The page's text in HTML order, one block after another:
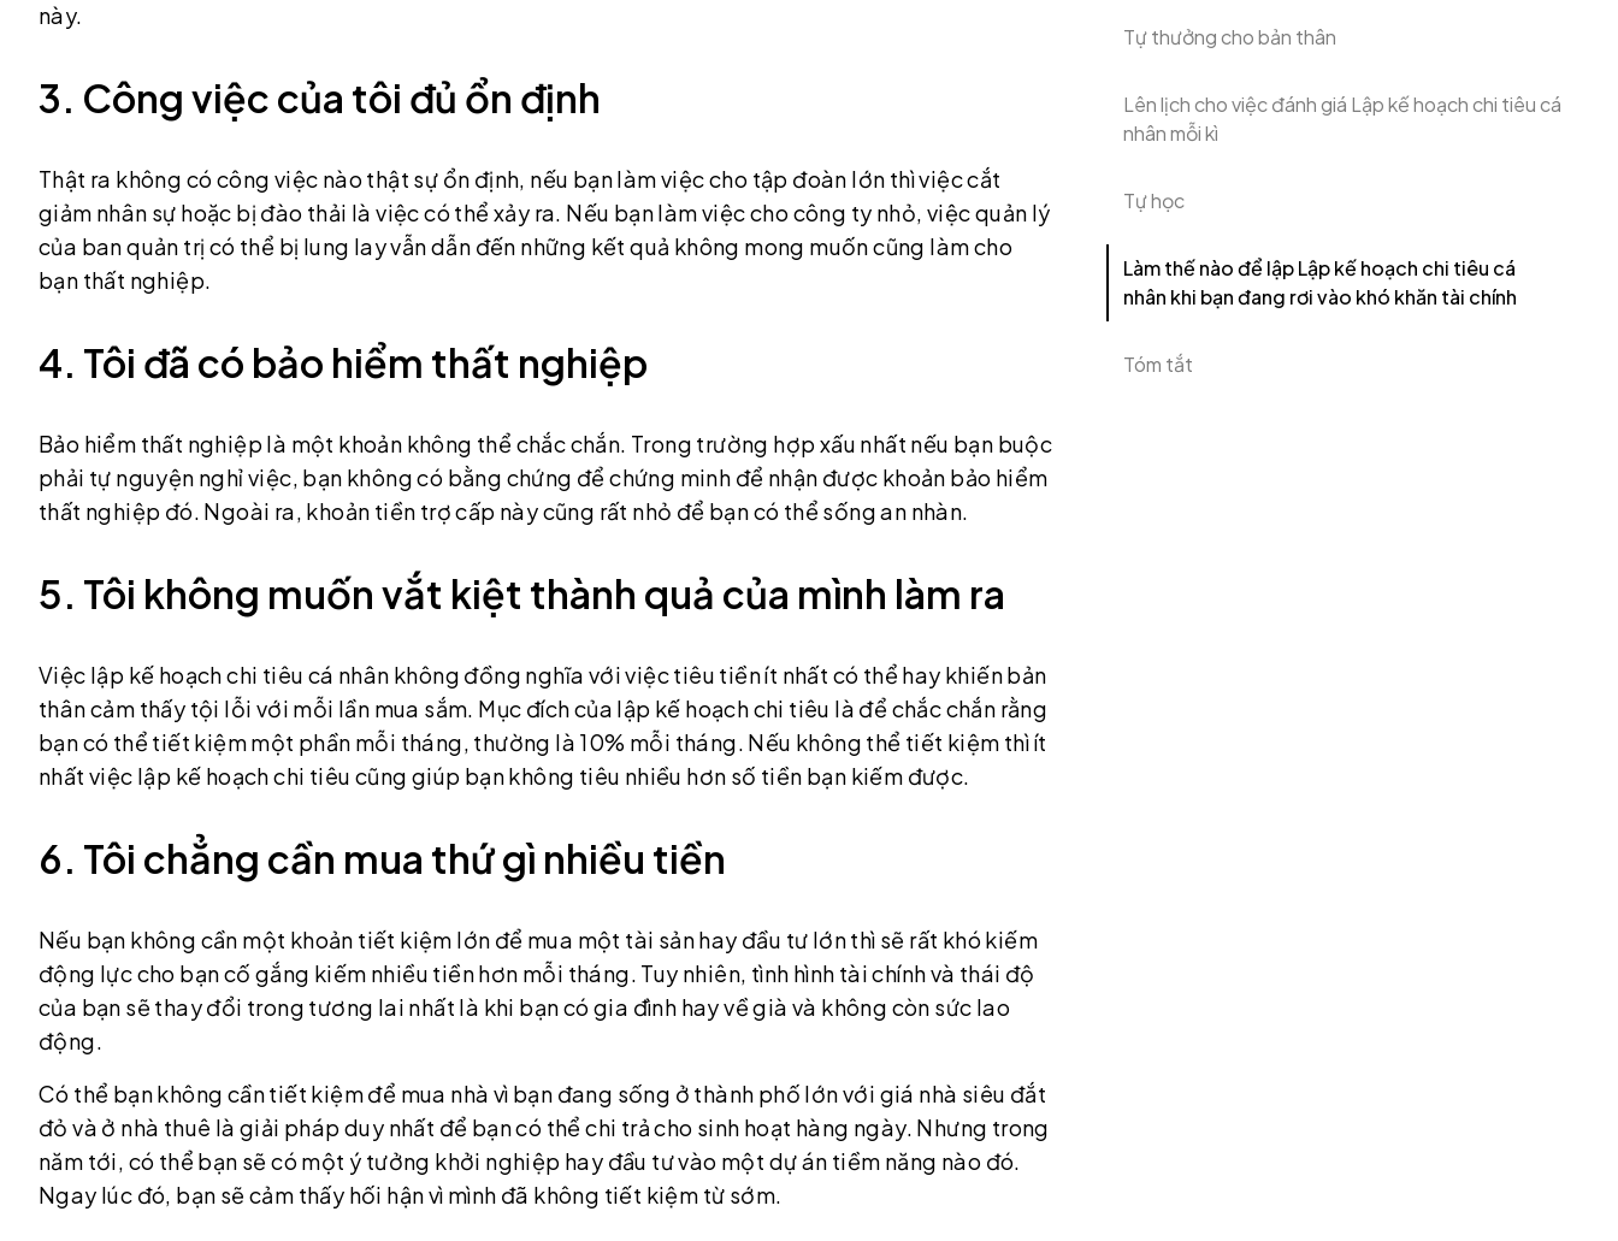
Tự thưởng cho bản thân
Lên lịch cho việc đánh giá Lập kế hoạch chi tiêu cá
nhân mỗi kì
Tự học
Làm thế nào để lập Lập kế hoạch chi tiêu cá
nhân khi bạn đang rơi vào khó khăn tài chính
Tóm tắt
này.
3. Công việc của tôi đủ ổn định
Thật ra không có công việc nào thật sự ổn định, nếu bạn làm việc cho tập đoàn lớn thì việc cắt
giảm nhân sự hoặc bị đào thải là việc có thể xảy ra. Nếu bạn làm việc cho công ty nhỏ, việc quản lý
của ban quản trị có thể bị lung lay vẫn dẫn đến những kết quả không mong muốn cũng làm cho
bạn thất nghiệp.
4. Tôi đã có bảo hiểm thất nghiệp
Bảo hiểm thất nghiệp là một khoản không thể chắc chắn. Trong trường hợp xấu nhất nếu bạn buộc
phải tự nguyện nghỉ việc, bạn không có bằng chứng để chứng minh để nhận được khoản bảo hiểm
thất nghiệp đó. Ngoài ra, khoản tiền trợ cấp này cũng rất nhỏ để bạn có thể sống an nhàn.
5. Tôi không muốn vắt kiệt thành quả của mình làm ra
Việc lập kế hoạch chi tiêu cá nhân không đồng nghĩa với việc tiêu tiền ít nhất có thể hay khiến bản
thân cảm thấy tội lỗi với mỗi lần mua sắm. Mục đích của lập kế hoạch chi tiêu là để chắc chắn rằng
bạn có thể tiết kiệm một phần mỗi tháng, thường là 10% mỗi tháng. Nếu không thể tiết kiệm thì ít
nhất việc lập kế hoạch chi tiêu cũng giúp bạn không tiêu nhiều hơn số tiền bạn kiếm được.
6. Tôi chẳng cần mua thứ gì nhiều tiền
Nếu bạn không cần một khoản tiết kiệm lớn để mua một tài sản hay đầu tư lớn thì sẽ rất khó kiếm
động lực cho bạn cố gắng kiếm nhiều tiền hơn mỗi tháng. Tuy nhiên, tình hình tài chính và thái độ
của bạn sẽ thay đổi trong tương lai nhất là khi bạn có gia đình hay về già và không còn sức lao
động.
Có thể bạn không cần tiết kiệm để mua nhà vì bạn đang sống ở thành phố lớn với giá nhà siêu đắt
đỏ và ở nhà thuê là giải pháp duy nhất để bạn có thể chi trả cho sinh hoạt hàng ngày. Nhưng trong
năm tới, có thể bạn sẽ có một ý tưởng khởi nghiệp hay đầu tư vào một dự án tiềm năng nào đó.
Ngay lúc đó, bạn sẽ cảm thấy hối hận vì mình đã không tiết kiệm từ sớm.